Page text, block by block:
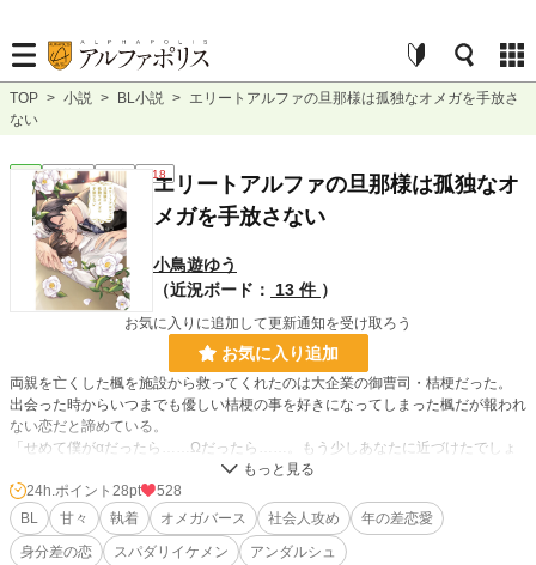
TOP > 小説 > BL小説 > エリートアルファの旦那様は孤独なオメガを手放さ
ない
連載中 長編 R18
エリートアルファの旦那様は孤独なオ
メガを手放さない
小鳥遊ゆう
（近況ボード：
13 件 ）
お気に入りに追加して更新通知を受け取ろう
お気に入り追加
両親を亡くした楓を施設から救ってくれたのは大企業の御曹司・桔梗だった。
出会った時からいつまでも優しい桔梗の事を好きになってしまった楓だが報われ
ない恋だと諦めている。
「せめて僕がαだったら……Ωだったら……。もう少しあなたに近づけたでしょ
「使用人としてでいいからここに居たい……」
楓の十八の誕生日の夜、前から体調の悪かった楓の部屋を桔梗が訪れるとそこに
は発情（ヒート）を起こした楓の姿が。
24h.ポイント 28pt
528
BL
甘々 執着 オメガバース 社会人攻め
年の差恋愛
身分差の恋
スパダリイケメン
アンダルシュ